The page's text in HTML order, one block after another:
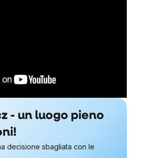
- un luogo pieno
decisione sbagliata con le